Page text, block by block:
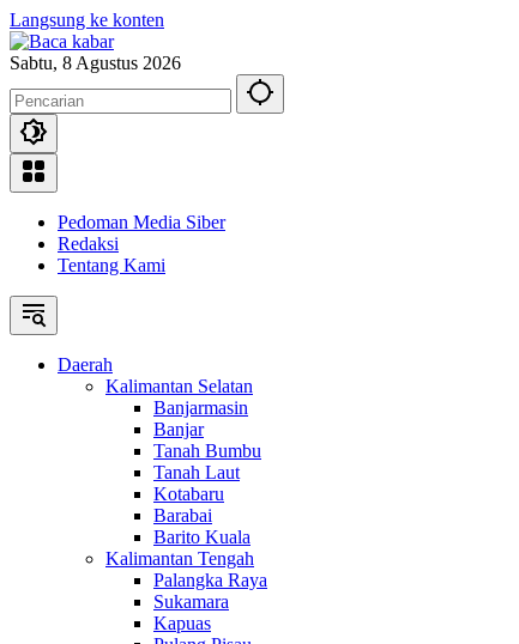
Langsung ke konten
Sabtu, 8 Agustus 2026
Pedoman Media Siber
Redaksi
Tentang Kami
Daerah
Kalimantan Selatan
Banjarmasin
Banjar
Tanah Bumbu
Tanah Laut
Kotabaru
Barabai
Barito Kuala
Kalimantan Tengah
Palangka Raya
Sukamara
Kapuas